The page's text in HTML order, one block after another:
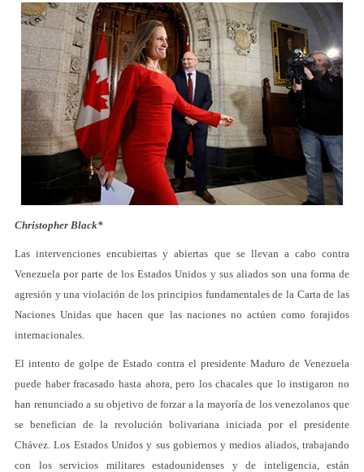
Christopher Black*
Las intervenciones encubiertas y abiertas que se llevan a cabo contra
Venezuela por parte de los Estados Unidos y sus aliados son una forma de
agresión y una violación de los principios fundamentales de la Carta de las
Naciones Unidas que hacen que las naciones no actúen como forajidos
internacionales.
El intento de golpe de Estado contra el presidente Maduro de Venezuela
puede haber fracasado hasta ahora, pero los chacales que lo instigaron no
han renunciado a su objetivo de forzar a la mayoría de los venezolanos que
se benefician de la revolución bolivariana iniciada por el presidente
Chávez. Los Estados Unidos y sus gobiernos y medios aliados, trabajando
con los servicios militares estadounidenses y de inteligencia, están